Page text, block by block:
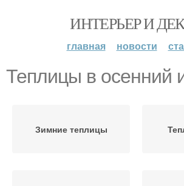
ИНТЕРЬЕР И
главная новости
Теплицы в осенний
Зимние теплицы